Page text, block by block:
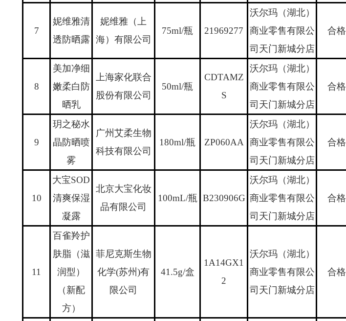
7
妮维雅清
透防晒露
妮维雅（上
海）有限公司
75ml/瓶 21969277
沃尔玛（湖北）
商业零售有限公
司天门新城分店
合格
8
美加净细
嫩柔白防
晒乳
上海家化联合
股份有限公司
50ml/瓶
CDTAMZ
S
沃尔玛（湖北）
商业零售有限公
司天门新城分店
合格
9
玥之秘水
晶防晒喷
雾
广州艾柔生物
科技有限公司
180ml/瓶 ZP060AA
沃尔玛（湖北）
商业零售有限公
司天门新城分店
合格
10
大宝SOD
清爽保湿
凝露
北京大宝化妆
品有限公司
100mL/瓶 B230906G
沃尔玛（湖北）
商业零售有限公
司天门新城分店
合格
11
百雀羚护
肤脂（滋
润型）
（新配
方）
菲尼克斯生物
化学(苏州)有
限公司
41.5g/盒
1A14GX1
2
沃尔玛（湖北）
商业零售有限公
司天门新城分店
合格